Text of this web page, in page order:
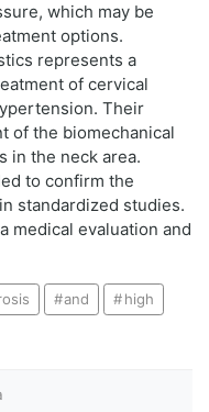
which may be
options.
represents a
of cervical
Their
of the biomechanical
in the neck area.
to confirm the
standardized studies.
medical evaluation and
and high